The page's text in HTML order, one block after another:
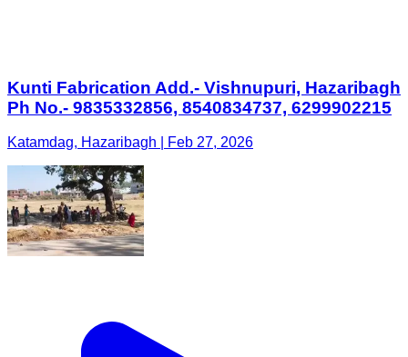
Kunti Fabrication Add.- Vishnupuri, Hazaribagh
Ph No.- 9835332856, 8540834737, 6299902215
Katamdag, Hazaribagh | Feb 27, 2026